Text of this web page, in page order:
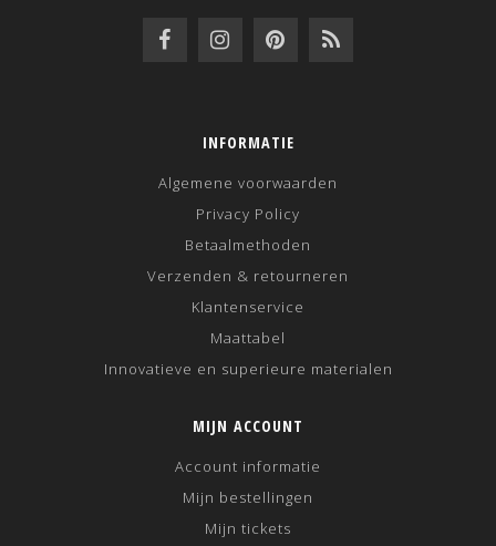
INFORMATIE
Algemene voorwaarden
Privacy Policy
Betaalmethoden
Verzenden & retourneren
Klantenservice
Maattabel
Innovatieve en superieure materialen
MIJN ACCOUNT
Account informatie
Mijn bestellingen
Mijn tickets